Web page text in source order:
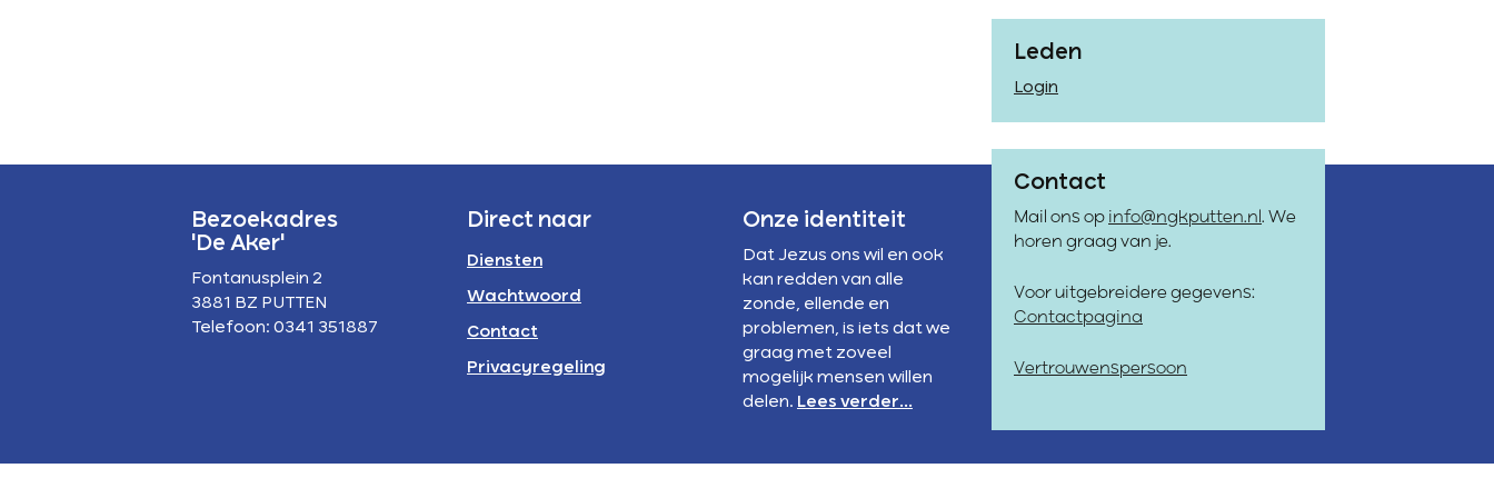
Leden
Login
Contact
Mail ons op info@ngkputten.nl . We
horen graag van je.
Voor uitgebreidere gegevens:
Contactpagina
Vertrouwenspersoon
Bezoekadres
'De Aker'
Fontanusplein 2
3881 BZ PUTTEN
Telefoon: 0341 351887
Direct naar
Diensten
Wachtwoord
Contact
Privacyregeling
Onze identiteit
Dat Jezus ons wil en ook
kan redden van alle
zonde, ellende en
problemen, is iets dat we
graag met zoveel
mogelijk mensen willen
delen. Lees verder...